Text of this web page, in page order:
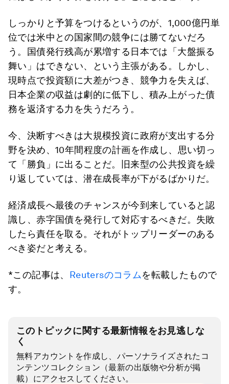
しっかりと予算をつけるというのが、1,000億円単
位では米中との国家間の競争には勝てないだろ
う。国債発行残高が累増する日本では「大盤振る
舞い」はできない、という主張がある。しかし、
現時点で投資額に大差がつき、競争力を失えば、
日本企業の収益は劇的に低下し、積み上がった債
務を返済する力を失うだろう。
今、決断すべきは大規模投資に政府が支出する分
野を決め、10年間程度の計画を作成し、思い切っ
て「勝負」に出ることだ。旧来型の公共投資を繰
り返していては、潜在成長率が下がるばかりだ。
経済成長へ最後のチャンスが今到来していると認
識し、赤字国債を発行して対応するべきだ。失敗
したら責任を取る。それがトップリーダーのある
べき姿だと考える。
*この記事は、 Reutersのコラムを転載したもので
す。
このトピックに関する最新情報をお見逃しな
く
無料アカウントを作成し、パーソナライズされたコ
ンテンツコレクション（最新の出版物や分析が掲
載）にアクセスしてください。